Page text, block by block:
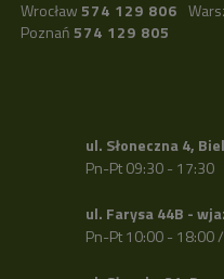
Wrocław 574 129 806
Poznań 574 129 805
ul. Słoneczna 4,
Pn-Pt 09:30 - 17:30
ul. Farysa 44B -
Pn-Pt 10:00 - 18:00